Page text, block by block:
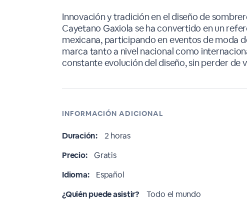
Innovación y tradición en el diseño de
Cayetano Gaxiola se ha convertido en un
mexicana, participando en eventos de moda
marca tanto a nivel nacional como
constante evolución del diseño, sin perder de
INFORMACIÓN ADICIONAL
Duración:
2 horas
Precio:
Gratis
Idioma:
Español
¿Quién puede asistir?
Todo el mundo